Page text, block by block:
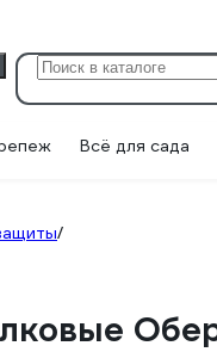
Всё для сада
/